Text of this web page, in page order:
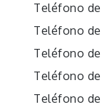
Teléfono
Teléfono
Teléfono
Teléfono de
Teléfono